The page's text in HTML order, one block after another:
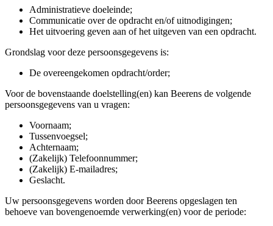
Administratieve doeleinde;
Communicatie over de opdracht en/of uitnodigingen;
Het uitvoering geven aan of het uitgeven van een opdracht.
Grondslag voor deze persoonsgegevens is:
De overeengekomen opdracht/order;
Voor de bovenstaande doelstelling(en) kan Beerens de volgende
persoonsgegevens van u vragen:
Voornaam;
Tussenvoegsel;
Achternaam;
(Zakelijk) Telefoonnummer;
(Zakelijk) E-mailadres;
Geslacht.
Uw persoonsgegevens worden door Beerens opgeslagen ten
behoeve van bovengenoemde verwerking(en) voor de periode: